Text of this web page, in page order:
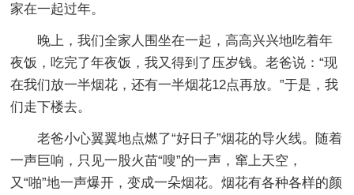
家在一起过年。
晚上，我们全家人围坐在一起，高高兴兴地吃着年
夜饭，吃完了年夜饭，我又得到了压岁钱。老爸说：“现
在我们放一半烟花，还有一半烟花12点再放。”于是，我
们走下楼去。
老爸小心翼翼地点燃了“好日子”烟花的导火线。随着
一声巨响，只见一股火苗“嗖”的一声，窜上天空，
又“啪”地一声爆开，变成一朵烟花。烟花有各种各样的颜